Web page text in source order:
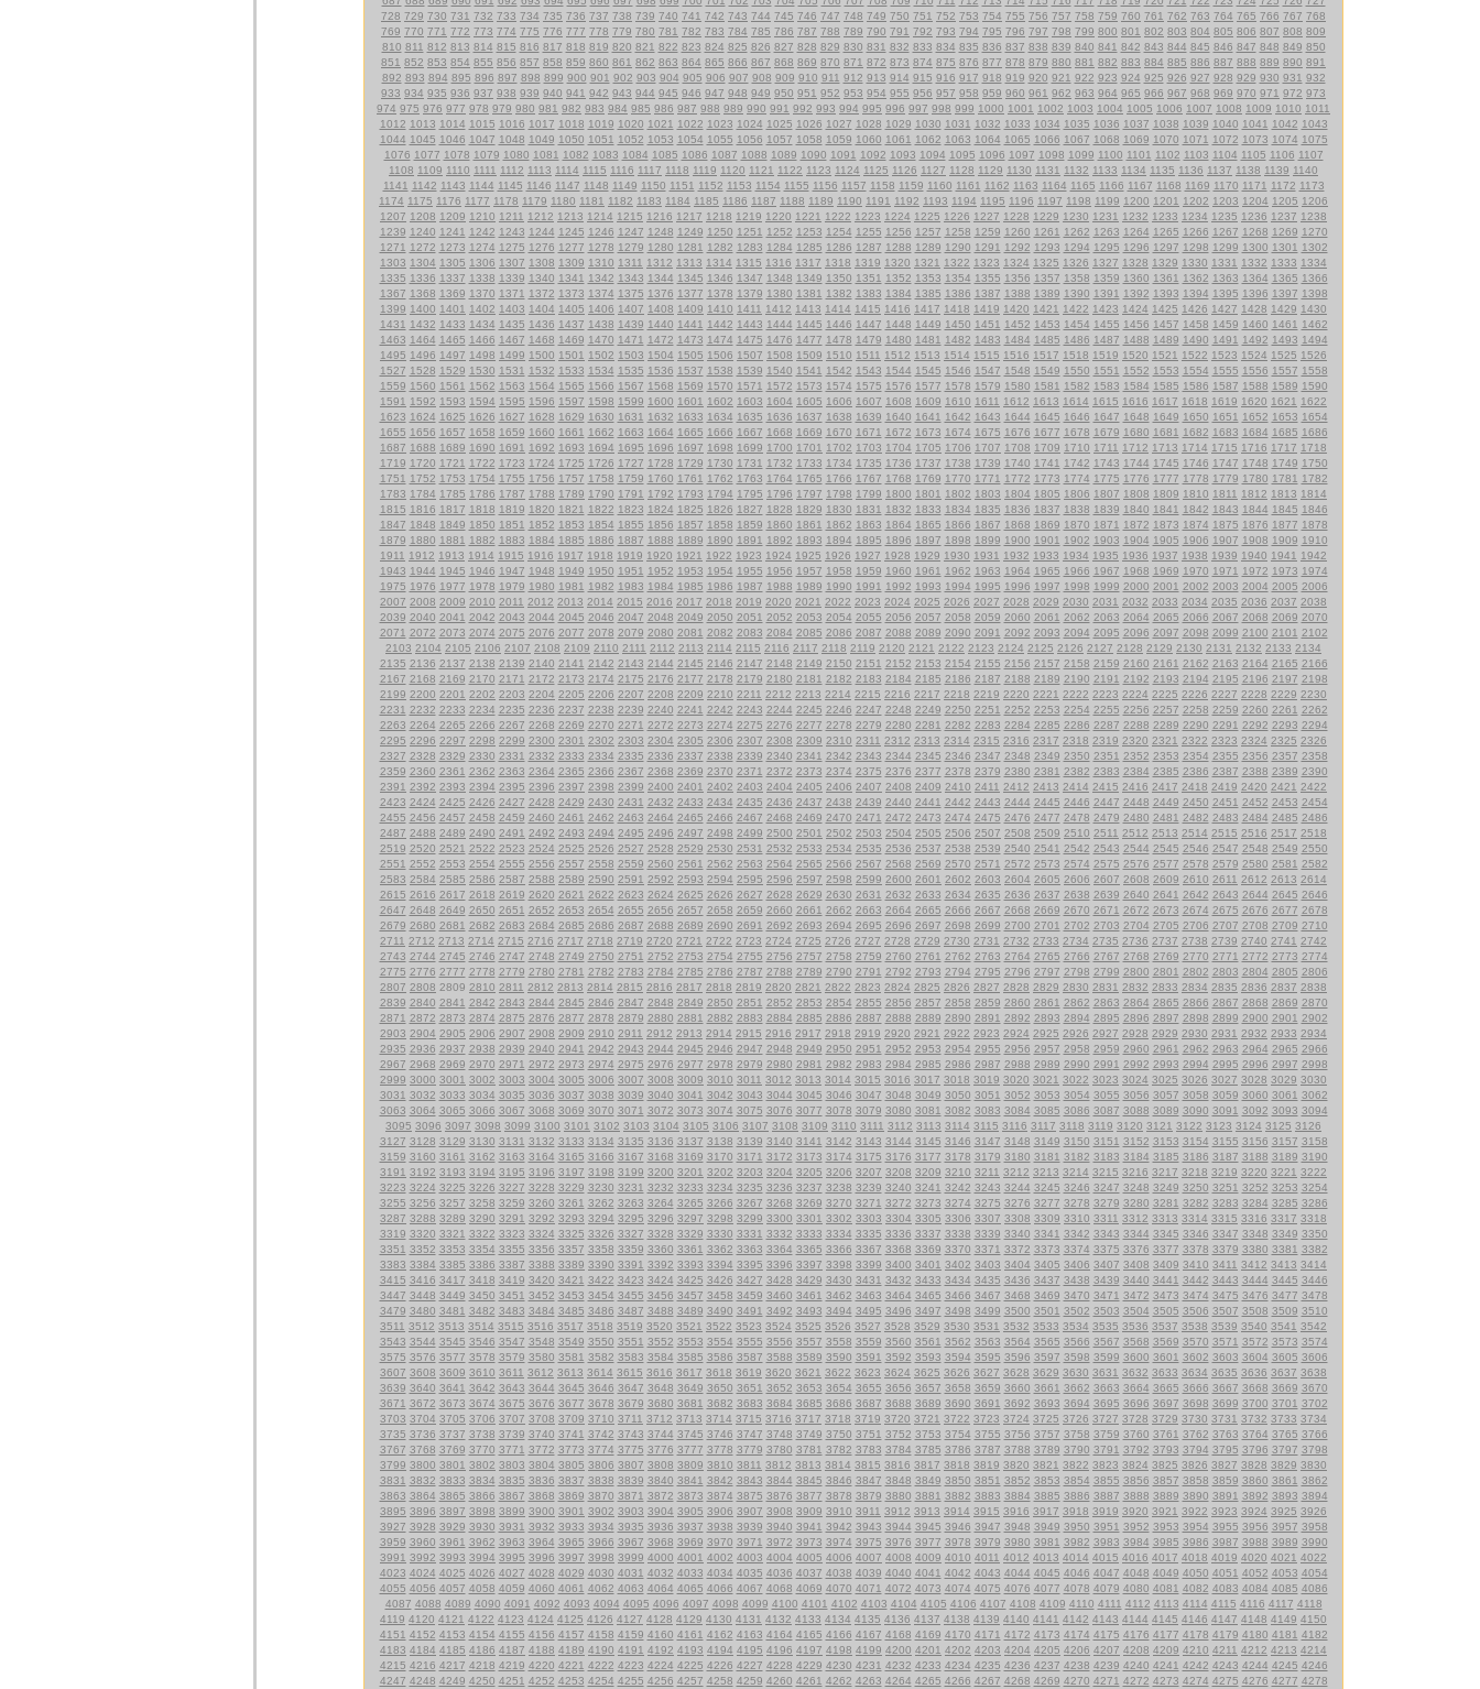
728 729 730 731 732 733 734 735 736 737 738 739 740 741 742 743 744 745 746 747 748 749 750 751 752 753 754 755 756 757 758 759 760 761 762 763 764 765 766 767 768
769 770 771 772 773 774 775 776 777 778 779 780 781 782 783 784 785 786 787 788 789 790 791 792 793 794 795 796 797 798 799 800 801 802 803 804 805 806 807 808 809
810 811 812 813 814 815 816 817 818 819 820 821 822 823 824 825 826 827 828 829 830 831 832 833 834 835 836 837 838 839 840 841 842 843 844 845 846 847 848 849 850
851 852 853 854 855 856 857 858 859 860 861 862 863 864 865 866 867 868 869 870 871 872 873 874 875 876 877 878 879 880 881 882 883 884 885 886 887 888 889 890 891
892 893 894 895 896 897 898 899 900 901 902 903 904 905 906 907 908 909 910 911 912 913 914 915 916 917 918 919 920 921 922 923 924 925 926 927 928 929 930 931 932
933 934 935 936 937 938 939 940 941 942 943 944 945 946 947 948 949 950 951 952 953 954 955 956 957 958 959 960 961 962 963 964 965 966 967 968 969 970 971 972 973
974 975 976 977 978 979 980 981 982 983 984 985 986 987 988 989 990 991 992 993 994 995 996 997 998 999 1000 1001 1002 1003 1004 1005 1006 1007 1008 1009 1010 1011
1012 1013 1014 1015 1016 1017 1018 1019 1020 1021 1022 1023 1024 1025 1026 1027 1028 1029 1030 1031 1032 1033 1034 1035 1036 1037 1038 1039 1040 1041 1042 1043
1044 1045 1046 1047 1048 1049 1050 1051 1052 1053 1054 1055 1056 1057 1058 1059 1060 1061 1062 1063 1064 1065 1066 1067 1068 1069 1070 1071 1072 1073 1074 1075
1076 1077 1078 1079 1080 1081 1082 1083 1084 1085 1086 1087 1088 1089 1090 1091 1092 1093 1094 1095 1096 1097 1098 1099 1100 1101 1102 1103 1104 1105 1106 1107
1108 1109 1110 1111 1112 1113 1114 1115 1116 1117 1118 1119 1120 1121 1122 1123 1124 1125 1126 1127 1128 1129 1130 1131 1132 1133 1134 1135 1136 1137 1138 1139 1140
1141 1142 1143 1144 1145 1146 1147 1148 1149 1150 1151 1152 1153 1154 1155 1156 1157 1158 1159 1160 1161 1162 1163 1164 1165 1166 1167 1168 1169 1170 1171 1172 1173
1174 1175 1176 1177 1178 1179 1180 1181 1182 1183 1184 1185 1186 1187 1188 1189 1190 1191 1192 1193 1194 1195 1196 1197 1198 1199 1200 1201 1202 1203 1204 1205 1206
1207 1208 1209 1210 1211 1212 1213 1214 1215 1216 1217 1218 1219 1220 1221 1222 1223 1224 1225 1226 1227 1228 1229 1230 1231 1232 1233 1234 1235 1236 1237 1238
1239 1240 1241 1242 1243 1244 1245 1246 1247 1248 1249 1250 1251 1252 1253 1254 1255 1256 1257 1258 1259 1260 1261 1262 1263 1264 1265 1266 1267 1268 1269 1270
1271 1272 1273 1274 1275 1276 1277 1278 1279 1280 1281 1282 1283 1284 1285 1286 1287 1288 1289 1290 1291 1292 1293 1294 1295 1296 1297 1298 1299 1300 1301 1302
1303 1304 1305 1306 1307 1308 1309 1310 1311 1312 1313 1314 1315 1316 1317 1318 1319 1320 1321 1322 1323 1324 1325 1326 1327 1328 1329 1330 1331 1332 1333 1334
1335 1336 1337 1338 1339 1340 1341 1342 1343 1344 1345 1346 1347 1348 1349 1350 1351 1352 1353 1354 1355 1356 1357 1358 1359 1360 1361 1362 1363 1364 1365 1366
1367 1368 1369 1370 1371 1372 1373 1374 1375 1376 1377 1378 1379 1380 1381 1382 1383 1384 1385 1386 1387 1388 1389 1390 1391 1392 1393 1394 1395 1396 1397 1398
1399 1400 1401 1402 1403 1404 1405 1406 1407 1408 1409 1410 1411 1412 1413 1414 1415 1416 1417 1418 1419 1420 1421 1422 1423 1424 1425 1426 1427 1428 1429 1430
1431 1432 1433 1434 1435 1436 1437 1438 1439 1440 1441 1442 1443 1444 1445 1446 1447 1448 1449 1450 1451 1452 1453 1454 1455 1456 1457 1458 1459 1460 1461 1462
1463 1464 1465 1466 1467 1468 1469 1470 1471 1472 1473 1474 1475 1476 1477 1478 1479 1480 1481 1482 1483 1484 1485 1486 1487 1488 1489 1490 1491 1492 1493 1494
1495 1496 1497 1498 1499 1500 1501 1502 1503 1504 1505 1506 1507 1508 1509 1510 1511 1512 1513 1514 1515 1516 1517 1518 1519 1520 1521 1522 1523 1524 1525 1526
1527 1528 1529 1530 1531 1532 1533 1534 1535 1536 1537 1538 1539 1540 1541 1542 1543 1544 1545 1546 1547 1548 1549 1550 1551 1552 1553 1554 1555 1556 1557 1558
1559 1560 1561 1562 1563 1564 1565 1566 1567 1568 1569 1570 1571 1572 1573 1574 1575 1576 1577 1578 1579 1580 1581 1582 1583 1584 1585 1586 1587 1588 1589 1590
1591 1592 1593 1594 1595 1596 1597 1598 1599 1600 1601 1602 1603 1604 1605 1606 1607 1608 1609 1610 1611 1612 1613 1614 1615 1616 1617 1618 1619 1620 1621 1622
1623 1624 1625 1626 1627 1628 1629 1630 1631 1632 1633 1634 1635 1636 1637 1638 1639 1640 1641 1642 1643 1644 1645 1646 1647 1648 1649 1650 1651 1652 1653 1654
1655 1656 1657 1658 1659 1660 1661 1662 1663 1664 1665 1666 1667 1668 1669 1670 1671 1672 1673 1674 1675 1676 1677 1678 1679 1680 1681 1682 1683 1684 1685 1686
1687 1688 1689 1690 1691 1692 1693 1694 1695 1696 1697 1698 1699 1700 1701 1702 1703 1704 1705 1706 1707 1708 1709 1710 1711 1712 1713 1714 1715 1716 1717 1718
1719 1720 1721 1722 1723 1724 1725 1726 1727 1728 1729 1730 1731 1732 1733 1734 1735 1736 1737 1738 1739 1740 1741 1742 1743 1744 1745 1746 1747 1748 1749 1750
1751 1752 1753 1754 1755 1756 1757 1758 1759 1760 1761 1762 1763 1764 1765 1766 1767 1768 1769 1770 1771 1772 1773 1774 1775 1776 1777 1778 1779 1780 1781 1782
1783 1784 1785 1786 1787 1788 1789 1790 1791 1792 1793 1794 1795 1796 1797 1798 1799 1800 1801 1802 1803 1804 1805 1806 1807 1808 1809 1810 1811 1812 1813 1814
1815 1816 1817 1818 1819 1820 1821 1822 1823 1824 1825 1826 1827 1828 1829 1830 1831 1832 1833 1834 1835 1836 1837 1838 1839 1840 1841 1842 1843 1844 1845 1846
1847 1848 1849 1850 1851 1852 1853 1854 1855 1856 1857 1858 1859 1860 1861 1862 1863 1864 1865 1866 1867 1868 1869 1870 1871 1872 1873 1874 1875 1876 1877 1878
1879 1880 1881 1882 1883 1884 1885 1886 1887 1888 1889 1890 1891 1892 1893 1894 1895 1896 1897 1898 1899 1900 1901 1902 1903 1904 1905 1906 1907 1908 1909 1910
1911 1912 1913 1914 1915 1916 1917 1918 1919 1920 1921 1922 1923 1924 1925 1926 1927 1928 1929 1930 1931 1932 1933 1934 1935 1936 1937 1938 1939 1940 1941 1942
1943 1944 1945 1946 1947 1948 1949 1950 1951 1952 1953 1954 1955 1956 1957 1958 1959 1960 1961 1962 1963 1964 1965 1966 1967 1968 1969 1970 1971 1972 1973 1974
1975 1976 1977 1978 1979 1980 1981 1982 1983 1984 1985 1986 1987 1988 1989 1990 1991 1992 1993 1994 1995 1996 1997 1998 1999 2000 2001 2002 2003 2004 2005 2006
2007 2008 2009 2010 2011 2012 2013 2014 2015 2016 2017 2018 2019 2020 2021 2022 2023 2024 2025 2026 2027 2028 2029 2030 2031 2032 2033 2034 2035 2036 2037 2038
2039 2040 2041 2042 2043 2044 2045 2046 2047 2048 2049 2050 2051 2052 2053 2054 2055 2056 2057 2058 2059 2060 2061 2062 2063 2064 2065 2066 2067 2068 2069 2070
2071 2072 2073 2074 2075 2076 2077 2078 2079 2080 2081 2082 2083 2084 2085 2086 2087 2088 2089 2090 2091 2092 2093 2094 2095 2096 2097 2098 2099 2100 2101 2102
2103 2104 2105 2106 2107 2108 2109 2110 2111 2112 2113 2114 2115 2116 2117 2118 2119 2120 2121 2122 2123 2124 2125 2126 2127 2128 2129 2130 2131 2132 2133 2134
2135 2136 2137 2138 2139 2140 2141 2142 2143 2144 2145 2146 2147 2148 2149 2150 2151 2152 2153 2154 2155 2156 2157 2158 2159 2160 2161 2162 2163 2164 2165 2166
2167 2168 2169 2170 2171 2172 2173 2174 2175 2176 2177 2178 2179 2180 2181 2182 2183 2184 2185 2186 2187 2188 2189 2190 2191 2192 2193 2194 2195 2196 2197 2198
2199 2200 2201 2202 2203 2204 2205 2206 2207 2208 2209 2210 2211 2212 2213 2214 2215 2216 2217 2218 2219 2220 2221 2222 2223 2224 2225 2226 2227 2228 2229 2230
2231 2232 2233 2234 2235 2236 2237 2238 2239 2240 2241 2242 2243 2244 2245 2246 2247 2248 2249 2250 2251 2252 2253 2254 2255 2256 2257 2258 2259 2260 2261 2262
2263 2264 2265 2266 2267 2268 2269 2270 2271 2272 2273 2274 2275 2276 2277 2278 2279 2280 2281 2282 2283 2284 2285 2286 2287 2288 2289 2290 2291 2292 2293 2294
2295 2296 2297 2298 2299 2300 2301 2302 2303 2304 2305 2306 2307 2308 2309 2310 2311 2312 2313 2314 2315 2316 2317 2318 2319 2320 2321 2322 2323 2324 2325 2326
2327 2328 2329 2330 2331 2332 2333 2334 2335 2336 2337 2338 2339 2340 2341 2342 2343 2344 2345 2346 2347 2348 2349 2350 2351 2352 2353 2354 2355 2356 2357 2358
2359 2360 2361 2362 2363 2364 2365 2366 2367 2368 2369 2370 2371 2372 2373 2374 2375 2376 2377 2378 2379 2380 2381 2382 2383 2384 2385 2386 2387 2388 2389 2390
2391 2392 2393 2394 2395 2396 2397 2398 2399 2400 2401 2402 2403 2404 2405 2406 2407 2408 2409 2410 2411 2412 2413 2414 2415 2416 2417 2418 2419 2420 2421 2422
2423 2424 2425 2426 2427 2428 2429 2430 2431 2432 2433 2434 2435 2436 2437 2438 2439 2440 2441 2442 2443 2444 2445 2446 2447 2448 2449 2450 2451 2452 2453 2454
2455 2456 2457 2458 2459 2460 2461 2462 2463 2464 2465 2466 2467 2468 2469 2470 2471 2472 2473 2474 2475 2476 2477 2478 2479 2480 2481 2482 2483 2484 2485 2486
2487 2488 2489 2490 2491 2492 2493 2494 2495 2496 2497 2498 2499 2500 2501 2502 2503 2504 2505 2506 2507 2508 2509 2510 2511 2512 2513 2514 2515 2516 2517 2518
2519 2520 2521 2522 2523 2524 2525 2526 2527 2528 2529 2530 2531 2532 2533 2534 2535 2536 2537 2538 2539 2540 2541 2542 2543 2544 2545 2546 2547 2548 2549 2550
2551 2552 2553 2554 2555 2556 2557 2558 2559 2560 2561 2562 2563 2564 2565 2566 2567 2568 2569 2570 2571 2572 2573 2574 2575 2576 2577 2578 2579 2580 2581 2582
2583 2584 2585 2586 2587 2588 2589 2590 2591 2592 2593 2594 2595 2596 2597 2598 2599 2600 2601 2602 2603 2604 2605 2606 2607 2608 2609 2610 2611 2612 2613 2614
2615 2616 2617 2618 2619 2620 2621 2622 2623 2624 2625 2626 2627 2628 2629 2630 2631 2632 2633 2634 2635 2636 2637 2638 2639 2640 2641 2642 2643 2644 2645 2646
2647 2648 2649 2650 2651 2652 2653 2654 2655 2656 2657 2658 2659 2660 2661 2662 2663 2664 2665 2666 2667 2668 2669 2670 2671 2672 2673 2674 2675 2676 2677 2678
2679 2680 2681 2682 2683 2684 2685 2686 2687 2688 2689 2690 2691 2692 2693 2694 2695 2696 2697 2698 2699 2700 2701 2702 2703 2704 2705 2706 2707 2708 2709 2710
2711 2712 2713 2714 2715 2716 2717 2718 2719 2720 2721 2722 2723 2724 2725 2726 2727 2728 2729 2730 2731 2732 2733 2734 2735 2736 2737 2738 2739 2740 2741 2742
2743 2744 2745 2746 2747 2748 2749 2750 2751 2752 2753 2754 2755 2756 2757 2758 2759 2760 2761 2762 2763 2764 2765 2766 2767 2768 2769 2770 2771 2772 2773 2774
2775 2776 2777 2778 2779 2780 2781 2782 2783 2784 2785 2786 2787 2788 2789 2790 2791 2792 2793 2794 2795 2796 2797 2798 2799 2800 2801 2802 2803 2804 2805 2806
2807 2808 2809 2810 2811 2812 2813 2814 2815 2816 2817 2818 2819 2820 2821 2822 2823 2824 2825 2826 2827 2828 2829 2830 2831 2832 2833 2834 2835 2836 2837 2838
2839 2840 2841 2842 2843 2844 2845 2846 2847 2848 2849 2850 2851 2852 2853 2854 2855 2856 2857 2858 2859 2860 2861 2862 2863 2864 2865 2866 2867 2868 2869 2870
2871 2872 2873 2874 2875 2876 2877 2878 2879 2880 2881 2882 2883 2884 2885 2886 2887 2888 2889 2890 2891 2892 2893 2894 2895 2896 2897 2898 2899 2900 2901 2902
2903 2904 2905 2906 2907 2908 2909 2910 2911 2912 2913 2914 2915 2916 2917 2918 2919 2920 2921 2922 2923 2924 2925 2926 2927 2928 2929 2930 2931 2932 2933 2934
2935 2936 2937 2938 2939 2940 2941 2942 2943 2944 2945 2946 2947 2948 2949 2950 2951 2952 2953 2954 2955 2956 2957 2958 2959 2960 2961 2962 2963 2964 2965 2966
2967 2968 2969 2970 2971 2972 2973 2974 2975 2976 2977 2978 2979 2980 2981 2982 2983 2984 2985 2986 2987 2988 2989 2990 2991 2992 2993 2994 2995 2996 2997 2998
2999 3000 3001 3002 3003 3004 3005 3006 3007 3008 3009 3010 3011 3012 3013 3014 3015 3016 3017 3018 3019 3020 3021 3022 3023 3024 3025 3026 3027 3028 3029 3030
3031 3032 3033 3034 3035 3036 3037 3038 3039 3040 3041 3042 3043 3044 3045 3046 3047 3048 3049 3050 3051 3052 3053 3054 3055 3056 3057 3058 3059 3060 3061 3062
3063 3064 3065 3066 3067 3068 3069 3070 3071 3072 3073 3074 3075 3076 3077 3078 3079 3080 3081 3082 3083 3084 3085 3086 3087 3088 3089 3090 3091 3092 3093 3094
3095 3096 3097 3098 3099 3100 3101 3102 3103 3104 3105 3106 3107 3108 3109 3110 3111 3112 3113 3114 3115 3116 3117 3118 3119 3120 3121 3122 3123 3124 3125 3126
3127 3128 3129 3130 3131 3132 3133 3134 3135 3136 3137 3138 3139 3140 3141 3142 3143 3144 3145 3146 3147 3148 3149 3150 3151 3152 3153 3154 3155 3156 3157 3158
3159 3160 3161 3162 3163 3164 3165 3166 3167 3168 3169 3170 3171 3172 3173 3174 3175 3176 3177 3178 3179 3180 3181 3182 3183 3184 3185 3186 3187 3188 3189 3190
3191 3192 3193 3194 3195 3196 3197 3198 3199 3200 3201 3202 3203 3204 3205 3206 3207 3208 3209 3210 3211 3212 3213 3214 3215 3216 3217 3218 3219 3220 3221 3222
3223 3224 3225 3226 3227 3228 3229 3230 3231 3232 3233 3234 3235 3236 3237 3238 3239 3240 3241 3242 3243 3244 3245 3246 3247 3248 3249 3250 3251 3252 3253 3254
3255 3256 3257 3258 3259 3260 3261 3262 3263 3264 3265 3266 3267 3268 3269 3270 3271 3272 3273 3274 3275 3276 3277 3278 3279 3280 3281 3282 3283 3284 3285 3286
3287 3288 3289 3290 3291 3292 3293 3294 3295 3296 3297 3298 3299 3300 3301 3302 3303 3304 3305 3306 3307 3308 3309 3310 3311 3312 3313 3314 3315 3316 3317 3318
3319 3320 3321 3322 3323 3324 3325 3326 3327 3328 3329 3330 3331 3332 3333 3334 3335 3336 3337 3338 3339 3340 3341 3342 3343 3344 3345 3346 3347 3348 3349 3350
3351 3352 3353 3354 3355 3356 3357 3358 3359 3360 3361 3362 3363 3364 3365 3366 3367 3368 3369 3370 3371 3372 3373 3374 3375 3376 3377 3378 3379 3380 3381 3382
3383 3384 3385 3386 3387 3388 3389 3390 3391 3392 3393 3394 3395 3396 3397 3398 3399 3400 3401 3402 3403 3404 3405 3406 3407 3408 3409 3410 3411 3412 3413 3414
3415 3416 3417 3418 3419 3420 3421 3422 3423 3424 3425 3426 3427 3428 3429 3430 3431 3432 3433 3434 3435 3436 3437 3438 3439 3440 3441 3442 3443 3444 3445 3446
3447 3448 3449 3450 3451 3452 3453 3454 3455 3456 3457 3458 3459 3460 3461 3462 3463 3464 3465 3466 3467 3468 3469 3470 3471 3472 3473 3474 3475 3476 3477 3478
3479 3480 3481 3482 3483 3484 3485 3486 3487 3488 3489 3490 3491 3492 3493 3494 3495 3496 3497 3498 3499 3500 3501 3502 3503 3504 3505 3506 3507 3508 3509 3510
3511 3512 3513 3514 3515 3516 3517 3518 3519 3520 3521 3522 3523 3524 3525 3526 3527 3528 3529 3530 3531 3532 3533 3534 3535 3536 3537 3538 3539 3540 3541 3542
3543 3544 3545 3546 3547 3548 3549 3550 3551 3552 3553 3554 3555 3556 3557 3558 3559 3560 3561 3562 3563 3564 3565 3566 3567 3568 3569 3570 3571 3572 3573 3574
3575 3576 3577 3578 3579 3580 3581 3582 3583 3584 3585 3586 3587 3588 3589 3590 3591 3592 3593 3594 3595 3596 3597 3598 3599 3600 3601 3602 3603 3604 3605 3606
3607 3608 3609 3610 3611 3612 3613 3614 3615 3616 3617 3618 3619 3620 3621 3622 3623 3624 3625 3626 3627 3628 3629 3630 3631 3632 3633 3634 3635 3636 3637 3638
3639 3640 3641 3642 3643 3644 3645 3646 3647 3648 3649 3650 3651 3652 3653 3654 3655 3656 3657 3658 3659 3660 3661 3662 3663 3664 3665 3666 3667 3668 3669 3670
3671 3672 3673 3674 3675 3676 3677 3678 3679 3680 3681 3682 3683 3684 3685 3686 3687 3688 3689 3690 3691 3692 3693 3694 3695 3696 3697 3698 3699 3700 3701 3702
3703 3704 3705 3706 3707 3708 3709 3710 3711 3712 3713 3714 3715 3716 3717 3718 3719 3720 3721 3722 3723 3724 3725 3726 3727 3728 3729 3730 3731 3732 3733 3734
3735 3736 3737 3738 3739 3740 3741 3742 3743 3744 3745 3746 3747 3748 3749 3750 3751 3752 3753 3754 3755 3756 3757 3758 3759 3760 3761 3762 3763 3764 3765 3766
3767 3768 3769 3770 3771 3772 3773 3774 3775 3776 3777 3778 3779 3780 3781 3782 3783 3784 3785 3786 3787 3788 3789 3790 3791 3792 3793 3794 3795 3796 3797 3798
3799 3800 3801 3802 3803 3804 3805 3806 3807 3808 3809 3810 3811 3812 3813 3814 3815 3816 3817 3818 3819 3820 3821 3822 3823 3824 3825 3826 3827 3828 3829 3830
3831 3832 3833 3834 3835 3836 3837 3838 3839 3840 3841 3842 3843 3844 3845 3846 3847 3848 3849 3850 3851 3852 3853 3854 3855 3856 3857 3858 3859 3860 3861 3862
3863 3864 3865 3866 3867 3868 3869 3870 3871 3872 3873 3874 3875 3876 3877 3878 3879 3880 3881 3882 3883 3884 3885 3886 3887 3888 3889 3890 3891 3892 3893 3894
3895 3896 3897 3898 3899 3900 3901 3902 3903 3904 3905 3906 3907 3908 3909 3910 3911 3912 3913 3914 3915 3916 3917 3918 3919 3920 3921 3922 3923 3924 3925 3926
3927 3928 3929 3930 3931 3932 3933 3934 3935 3936 3937 3938 3939 3940 3941 3942 3943 3944 3945 3946 3947 3948 3949 3950 3951 3952 3953 3954 3955 3956 3957 3958
3959 3960 3961 3962 3963 3964 3965 3966 3967 3968 3969 3970 3971 3972 3973 3974 3975 3976 3977 3978 3979 3980 3981 3982 3983 3984 3985 3986 3987 3988 3989 3990
3991 3992 3993 3994 3995 3996 3997 3998 3999 4000 4001 4002 4003 4004 4005 4006 4007 4008 4009 4010 4011 4012 4013 4014 4015 4016 4017 4018 4019 4020 4021 4022
4023 4024 4025 4026 4027 4028 4029 4030 4031 4032 4033 4034 4035 4036 4037 4038 4039 4040 4041 4042 4043 4044 4045 4046 4047 4048 4049 4050 4051 4052 4053 4054
4055 4056 4057 4058 4059 4060 4061 4062 4063 4064 4065 4066 4067 4068 4069 4070 4071 4072 4073 4074 4075 4076 4077 4078 4079 4080 4081 4082 4083 4084 4085 4086
4087 4088 4089 4090 4091 4092 4093 4094 4095 4096 4097 4098 4099 4100 4101 4102 4103 4104 4105 4106 4107 4108 4109 4110 4111 4112 4113 4114 4115 4116 4117 4118
4119 4120 4121 4122 4123 4124 4125 4126 4127 4128 4129 4130 4131 4132 4133 4134 4135 4136 4137 4138 4139 4140 4141 4142 4143 4144 4145 4146 4147 4148 4149 4150
4151 4152 4153 4154 4155 4156 4157 4158 4159 4160 4161 4162 4163 4164 4165 4166 4167 4168 4169 4170 4171 4172 4173 4174 4175 4176 4177 4178 4179 4180 4181 4182
4183 4184 4185 4186 4187 4188 4189 4190 4191 4192 4193 4194 4195 4196 4197 4198 4199 4200 4201 4202 4203 4204 4205 4206 4207 4208 4209 4210 4211 4212 4213 4214
4215 4216 4217 4218 4219 4220 4221 4222 4223 4224 4225 4226 4227 4228 4229 4230 4231 4232 4233 4234 4235 4236 4237 4238 4239 4240 4241 4242 4243 4244 4245 4246
4247 4248 4249 4250 4251 4252 4253 4254 4255 4256 4257 4258 4259 4260 4261 4262 4263 4264 4265 4266 4267 4268 4269 4270 4271 4272 4273 4274 4275 4276 4277 4278